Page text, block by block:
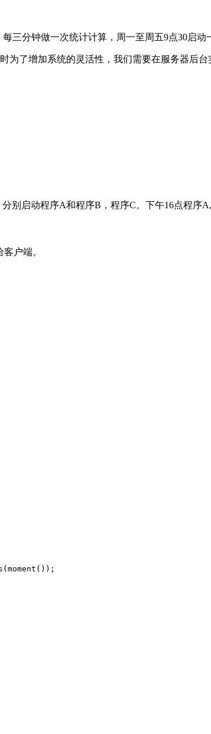
三分钟做一次统计计算，周一至周五9点30启动
为了增加系统的灵活性，我们需要在服务器后台
别启动程序A和程序B，程序C。下午16点程序
户端。